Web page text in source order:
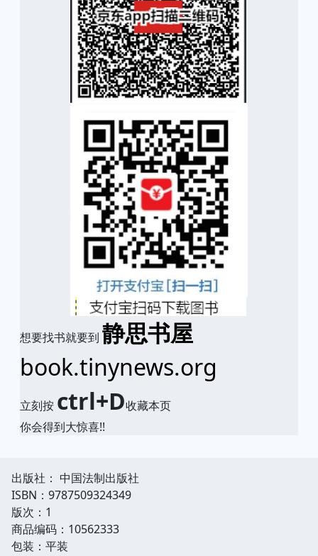
想要找书就要到 静思书屋
book.tinynews.org
立刻按 ctrl+D收藏本页
你会得到大惊喜!!
出版社： 中国法制出版社
ISBN：9787509324349
版次：1
商品编码：10562333
包装：平装